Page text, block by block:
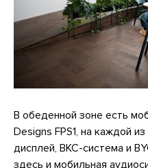
В обеденной зоне есть
Designs FPS1, на каждой
дисплей, ВКС-система и
здесь и мобильная